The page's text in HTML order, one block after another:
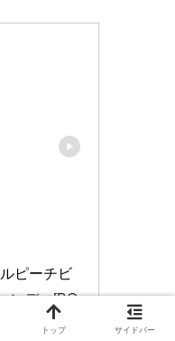
ピーチビ
ンディ[BO
トップ サイドバー